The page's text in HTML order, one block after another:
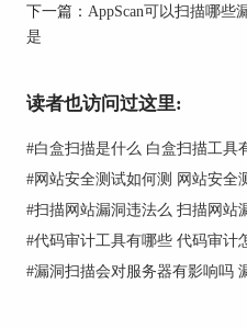
了，当然有兴趣的同学
入模板，找到保存配置模
二、appscan扫描应用程序
appscan扫描必需要用到
到相应的地址才能进行爬
无论是http网页还是应用
下一篇： AppScan可以扫描哪些
是
读者也访问过这里:
#白盒扫描是什么 白盒扫描工具
#网站安全测试如何测 网站安全
#扫描网站漏洞违法么 扫描网站
#代码审计工具有哪些 代码审计
#漏洞扫描会对服务器有影响吗